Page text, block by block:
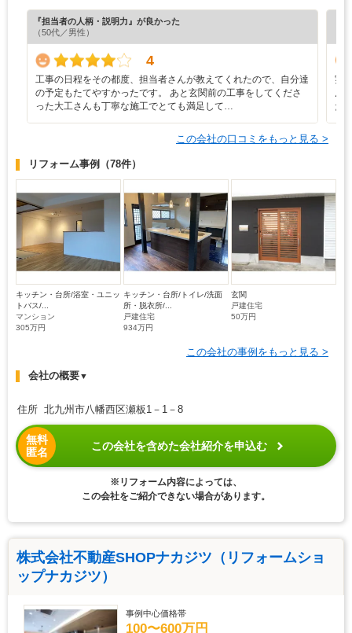
『担当者の人柄・説明力』が良かった
（50代／男性）
4
工事の日程をその都度、担当者さんが教えてくれたので、自分達
の予定もたてやすかったです。 あと玄関前の工事をしてくださ
った大工さんも丁寧な施工でとても満足して…
実
ん
た
この会社の口コミをもっと見る >
リフォーム事例 （78件）
キッチン・台所/浴室・ユニッ
トバス/...
マンション
305万円
キッチン・台所/トイレ/洗面
所・脱衣所/...
戸建住宅
934万円
玄関
戸建住宅
50万円
この会社の事例をもっと見る >
会社の概要▼
住所 北九州市八幡西区瀬板1－1－8
無料
匿名
この会社を含めた会社紹介を申込む
※リフォーム内容によっては、
この会社をご紹介できない場合があります。
株式会社不動産SHOPナカジツ（リフォームショ
ップナカジツ）
事例中心価格帯
100〜600万円